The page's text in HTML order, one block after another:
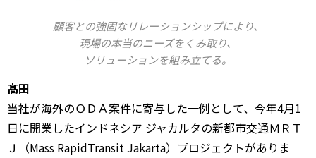
顧客との強固なリレーションシップにより、
現場の本当のニーズをくみ取り、
ソリューションを組み立てる。
髙田
当社が海外のＯＤＡ案件に寄与した一例として、今年4月1
日に開業したインドネシア ジャカルタの新都市交通ＭＲＴ
Ｊ（Mass RapidTransit Jakarta）プロジェクトがありま